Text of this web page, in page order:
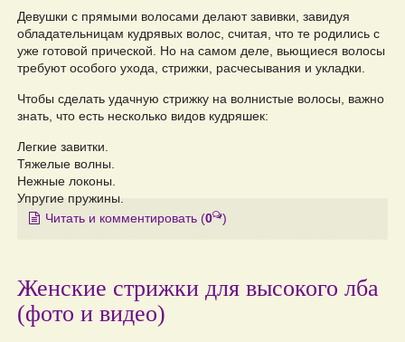
Девушки с прямыми волосами делают завивки, завидуя
обладательницам кудрявых волос, считая, что те родились с
уже готовой прической. Но на самом деле, вьющиеся волосы
требуют особого ухода, стрижки, расчесывания и укладки.
Чтобы сделать удачную стрижку на волнистые волосы, важно
знать, что есть несколько видов кудряшек:
Легкие завитки.
Тяжелые волны.
Нежные локоны.
Упругие пружины.
Читать и комментировать (0 )
Женские стрижки для высокого лба
(фото и видео)